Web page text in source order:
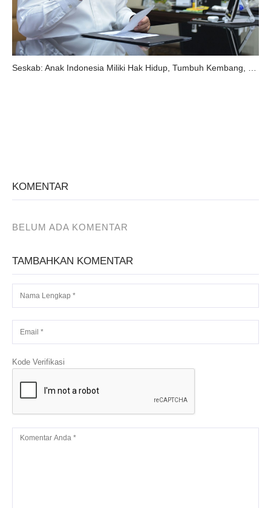
Seskab: Anak Indonesia Miliki Hak Hidup, Tumbuh Kembang, Perlindungan, dan Partisipasi
KOMENTAR
BELUM ADA KOMENTAR
TAMBAHKAN KOMENTAR
Kode Verifikasi